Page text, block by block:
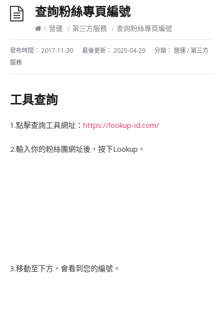
查詢粉絲專頁編號
/ 營運 / 第三方服務 / 查詢粉絲專頁編號
發布時間： 2017-11-30 最後更新： 2025-04-29 分類： 營運 /第三方
服務
工具查詢
1.點擊查詢工具網址： https://lookup-id.com/
2.輸入你的粉絲團網址後，按下Lookup。
3.移動至下方，會看到您的編號。